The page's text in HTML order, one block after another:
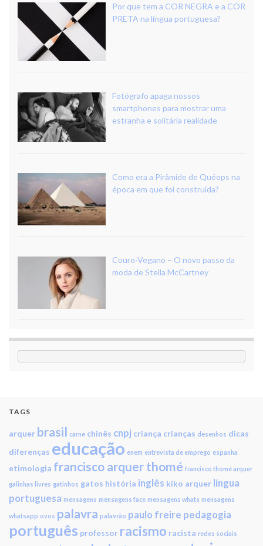
Por que tem a COR NEGRA e a COR
PRETA na língua portuguesa?
Fotógrafo apaga nossos
smartphones para mostrar uma
estranha e solitária realidade
Como era a Pirâmide de Quéops na
época em que foi construída?
Couro-Vegano – O novo passo da
moda de Stella McCartney
TAGS
arquer brasil carne chinês cnpj criança crianças desenhos dicas
diferenças educação enem entrevista de emprego espanha
etimologia francisco arquer thomé francisco thomé arquer
galinhas livres gatinhos gatos história inglês kiko arquer língua
portuguesa mensagens mensagens face mensagens whats mensagens
whatsapp ovos palavra palavrão paulo freire pedagogia
português professor racismo racista redes sociais